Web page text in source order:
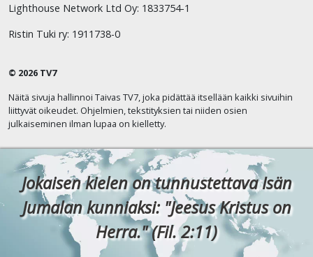
Lighthouse Network Ltd Oy: 1833754-1
Ristin Tuki ry: 1911738-0
© 2026 TV7
Näitä sivuja hallinnoi Taivas TV7, joka pidättää itsellään kaikki sivuihin
liittyvät oikeudet. Ohjelmien, tekstityksien tai niiden osien
julkaiseminen ilman lupaa on kielletty.
Jokaisen kielen on tunnustettava Isän
Jumalan kunniaksi: "Jeesus Kristus on
Herra." (Fil. 2:11)